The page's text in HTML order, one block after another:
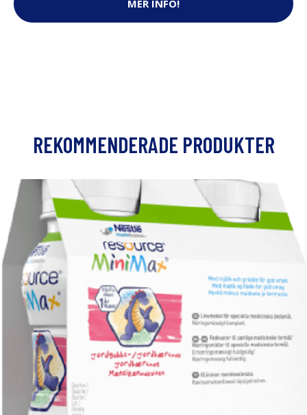
MER INFO!
REKOMMENDERADE PRODUKTER